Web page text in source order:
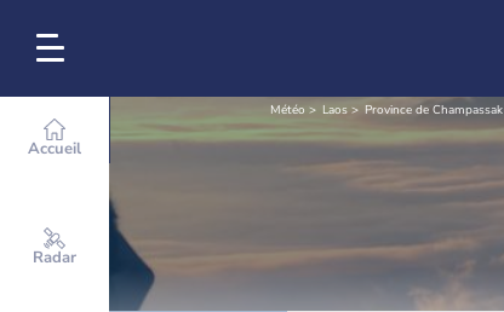
Accueil
Radar
Météo Laos Province de Champassak